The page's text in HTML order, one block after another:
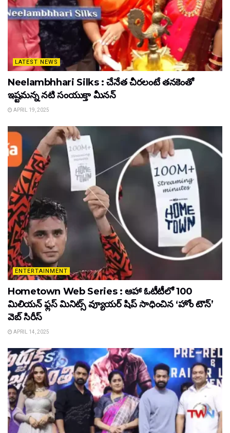
LATEST NEWS
Neelambhhari Silks : చేనేత చీరలంటే తనకెంతో
ఇష్టమన్న నటి సంయుక్తా మీనన్‌
APRIL 19, 2025
ENTERTAINMENT
Hometown Web Series : ఆహా ఓటీటీలో 100
మిలియన్ ఫ్లస్ మినిట్స్ వ్యూయర్ షిప్ సాధించిన ‘హోం టౌన్’
వెబ్ సిరీస్
APRIL 14, 2025